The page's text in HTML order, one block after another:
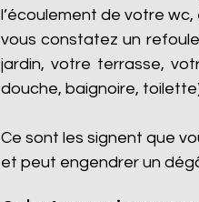
l’écoulement de votre
vous constatez un
jardin, votre terrasse,
douche, baignoire,
Ce sont les signent que
et peut engendrer un